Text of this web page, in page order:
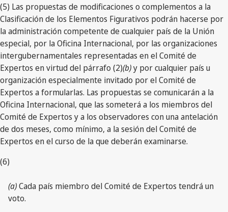
(5) Las propuestas de modificaciones o complementos a la
Clasificación de los Elementos Figurativos podrán hacerse por
la administración competente de cualquier país de la Unión
especial, por la Oficina Internacional, por las organizaciones
intergubernamentales representadas en el Comité de
Expertos en virtud del párrafo (2)(b)y por cualquier país u
organización especialmente invitado por el Comité de
Expertos a formularlas. Las propuestas se comunicarán a la
Oficina Internacional, que las someterá a los miembros del
Comité de Expertos y a los observadores con una antelación
de dos meses, como mínimo, a la sesión del Comité de
Expertos en el curso de la que deberán examinarse.
(6)
(a)Cada país miembro del Comité de Expertos tendrá un
voto.